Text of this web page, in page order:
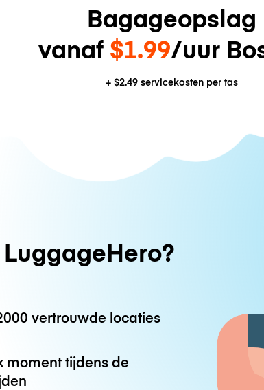
Bagageopslag
vanaf $1.99/uur
+ $2.49servicekosten per tas
vertrouwde locaties
moment tijdens de